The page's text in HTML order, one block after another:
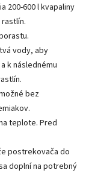
200-600 l kvapaliny
vody, aby
k následnému
bez
teplote. Pred
postrekovača do
doplní na potrebný